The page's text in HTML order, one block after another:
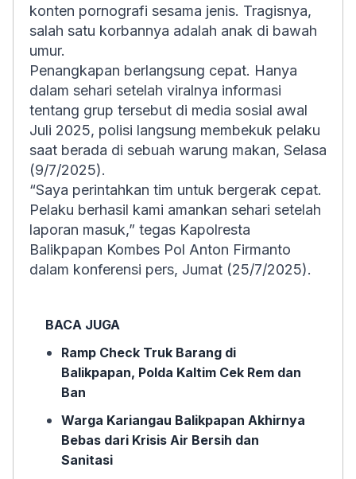
konten pornografi sesama jenis. Tragisnya,
salah satu korbannya adalah anak di bawah
umur.
Penangkapan berlangsung cepat. Hanya
dalam sehari setelah viralnya informasi
tentang grup tersebut di media sosial awal
Juli 2025, polisi langsung membekuk pelaku
saat berada di sebuah warung makan, Selasa
(9/7/2025).
“Saya perintahkan tim untuk bergerak cepat.
Pelaku berhasil kami amankan sehari setelah
laporan masuk,” tegas Kapolresta
Balikpapan Kombes Pol Anton Firmanto
dalam konferensi pers, Jumat (25/7/2025).
BACA JUGA
Ramp Check Truk Barang di
Balikpapan, Polda Kaltim Cek Rem dan
Ban
Warga Kariangau Balikpapan Akhirnya
Bebas dari Krisis Air Bersih dan
Sanitasi